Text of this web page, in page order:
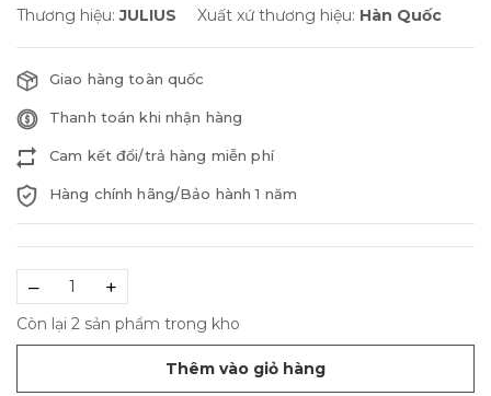
Thương hiệu:JULIUS Xuất xứ thương hiệu: Hàn Quốc
Giao hàng toàn quốc
Thanh toán khi nhận hàng
Cam kết đổi/trả hàng miễn phí
Hàng chính hãng/Bảo hành 1 năm
– +
Còn lại 2 sản phẩm trong kho
Thêm vào giỏ hàng